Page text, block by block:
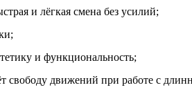
и лёгкая смена без усилий;
и функциональность;
свободу движений при работе с